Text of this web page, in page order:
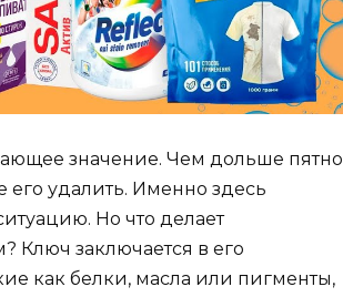
значение. Чем дольше пятно
его удалить. Именно здесь
Но что делает
Ключ заключается в его
как белки, масла или пигменты,